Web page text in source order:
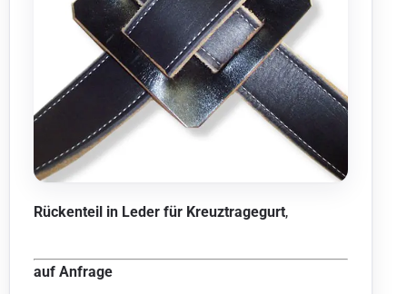
Rückenteil in Leder für Kreuztragegurt,
auf Anfrage